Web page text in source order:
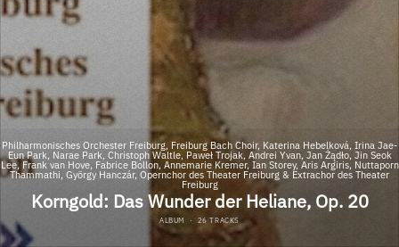
Philharmonisches Orchester Freiburg, Freiburg Bach Choir, Katerina Hebelková, Irina Jae-
Eun Park, Narae Park, Christoph Waltle, Paweł Trojak, Andrei Yvan, Jan Żądło, Jin Seok
Lee, Frank van Hove, Fabrice Bollon, Annemarie Kremer, Ian Storey, Aris Argiris, Nuttaporn
Thammathi, György Hanczár, Opernchor des Theater Freiburg & Extrachor des Theater
Freiburg
Korngold: Das Wunder der Heliane, Op. 20
ALBUM · 26 TRACKS